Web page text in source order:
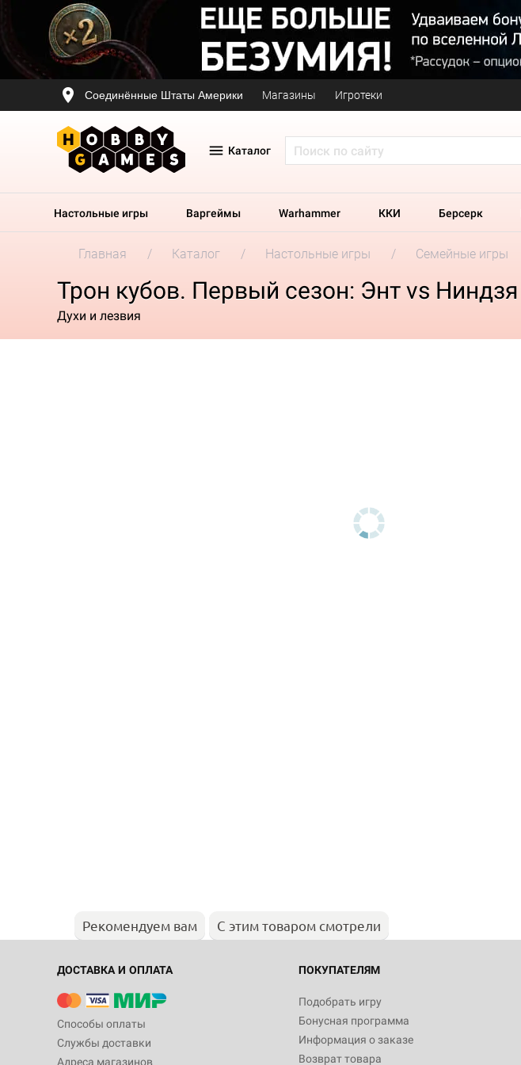
Соединённые Штаты Америки Магазины Игротеки
Каталог
Настольные игры Варгеймы Warhammer ККИ Берсерк
Главная Каталог Настольные игры Семейные игры
Трон кубов. Первый сезон: Энт vs Ниндзя
Духи и лезвия
Рекомендуем вам С этим товаром смотрели
ДОСТАВКА И ОПЛАТА
Способы оплаты
Службы доставки
Адреса магазинов
ПОКУПАТЕЛЯМ
Подобрать игру
Бонусная программа
Информация о заказе
Возврат товара